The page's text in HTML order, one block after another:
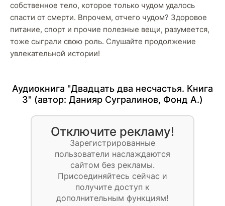
собственное тело, которое только чудом удалось
спасти от смерти. Впрочем, отчего чудом? Здоровое
питание, спорт и прочие полезные вещи, разумеется,
тоже сыграли свою роль. Слушайте продолжение
увлекательной истории!
Аудиокнига "Двадцать два несчастья. Книга
3" (автор: Данияр Сугралинов, Фонд А.)
Отключите рекламу!
Зарегистрированные
пользователи наслаждаются
сайтом без рекламы.
Присоединяйтесь сейчас и
получите доступ к
дополнительным функциям!